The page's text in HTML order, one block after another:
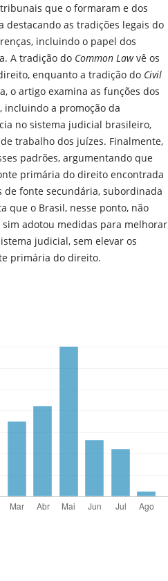
que o formaram e dos
destacando as tradições legais do
incluindo o papel dos
A tradição do Common Lawvê os
enquanto a tradição do Civil
o artigo examina as funções dos
incluindo a promoção da
no sistema judicial brasileiro,
trabalho dos juízes. Finalmente,
padrões, argumentando que
primária do direito encontrada
de fonte secundária, subordinada
que o Brasil, nesse ponto, não
adotou medidas para melhorar
judicial, sem elevar os
primária do direito.